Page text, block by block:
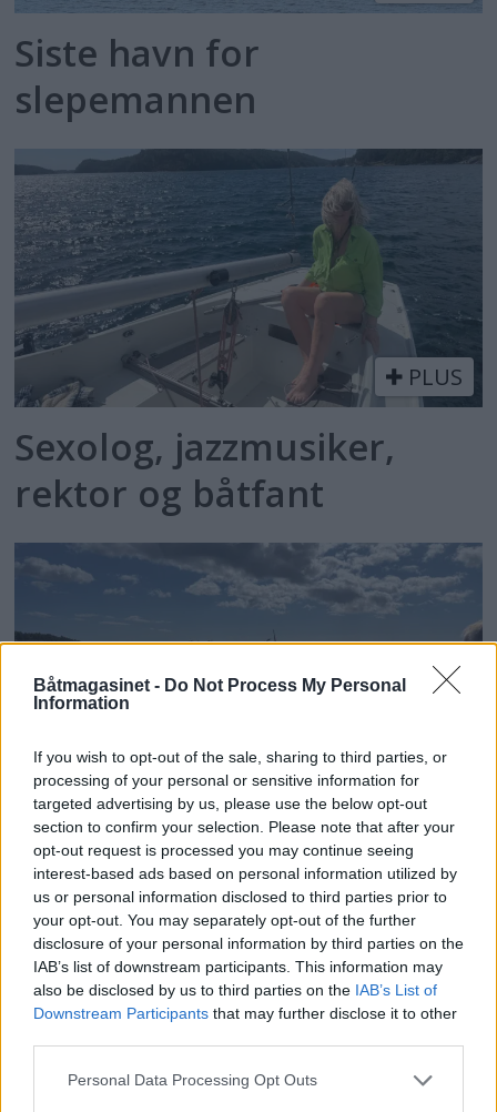
Båtmagasinet - Do Not Process My Personal
Information
If you wish to opt-out of the sale, sharing to third parties, or
processing of your personal or sensitive information for
targeted advertising by us, please use the below opt-out
section to confirm your selection. Please note that after your
opt-out request is processed you may continue seeing
interest-based ads based on personal information utilized by
us or personal information disclosed to third parties prior to
your opt-out. You may separately opt-out of the further
disclosure of your personal information by third parties on the
IAB’s list of downstream participants. This information may
also be disclosed by us to third parties on the IAB’s List of
Downstream Participants that may further disclose it to other
Personal Data Processing Opt Outs
Siste havn for
slepemannen
PLUS
Sexolog, jazzmusiker,
rektor og båtfant
PLUS
Motorbåtdefilering i Risør